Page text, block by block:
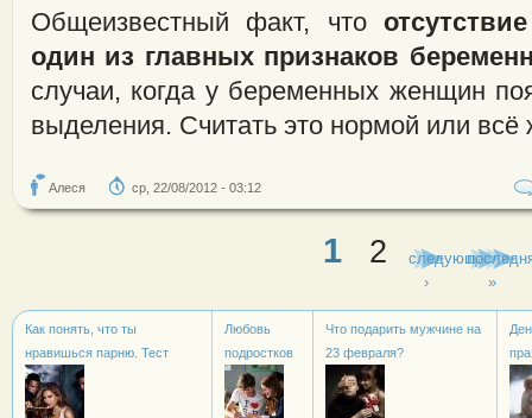
Общеизвестный факт, что
один из главных признаков
случаи, когда у беременных женщин
выделения. Считать это нормой или всё
Алеся ср, 22/08/2012 - 03:12
1 2
следующая
›
»
Как понять, что ты
нравишься парню. Тест
Любовь
подростков
Что подарить мужчине на
23 февраля?